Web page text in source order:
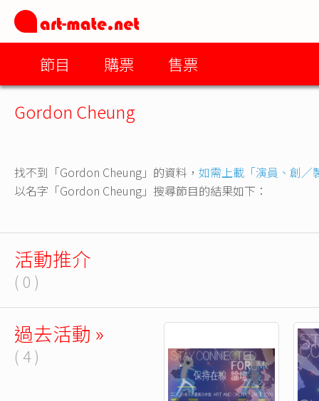
節目 購票 售票
Gordon Cheung
找不到「Gordon Cheung」的資料， 如需上載「演員、創／
以名字「Gordon Cheung」搜尋節目的結果如下：
活動推介
( 0 )
過去活動 »
( 4 )